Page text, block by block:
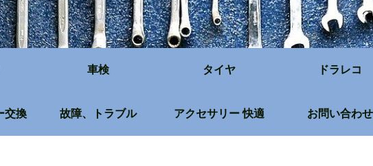
車検 タイヤ ドラレコ
交換 故障、トラブル アクセサリー 快適 お問い合わせ